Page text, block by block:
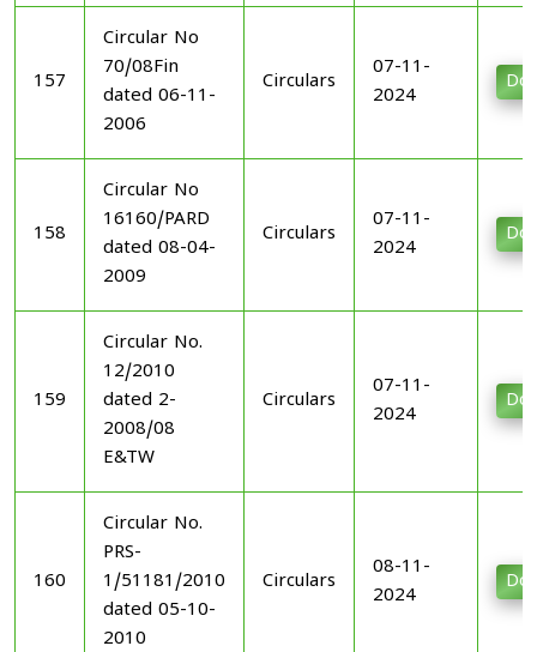
157
Circular No
70/08Fin
dated 06-11-
2006
Circulars
07-11-
2024
158
Circular No
16160/PARD
dated 08-04-
2009
Circulars
07-11-
2024
159
Circular No.
12/2010
dated 2-
2008/08
E&TW
Circulars
07-11-
2024
160
Circular No.
PRS-
1/51181/2010
dated 05-10-
2010
Circulars
08-11-
2024